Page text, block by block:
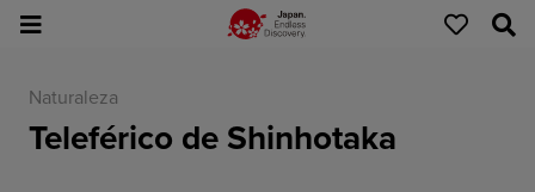
Naturaleza
Teleférico de Shinhotaka